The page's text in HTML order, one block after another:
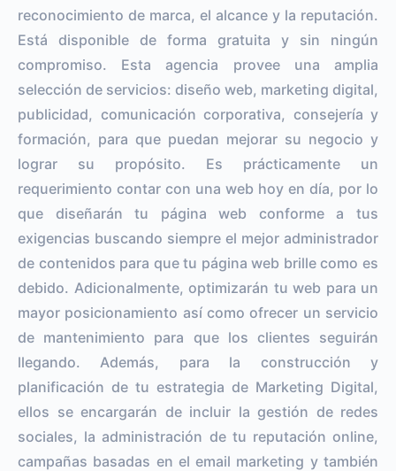
reconocimiento de marca, el alcance y la reputación.
Está disponible de forma gratuita y sin ningún
compromiso. Esta agencia provee una amplia
selección de servicios: diseño web, marketing digital,
publicidad, comunicación corporativa, consejería y
formación, para que puedan mejorar su negocio y
lograr su propósito. Es prácticamente un
requerimiento contar con una web hoy en día, por lo
que diseñarán tu página web conforme a tus
exigencias buscando siempre el mejor administrador
de contenidos para que tu página web brille como es
debido. Adicionalmente, optimizarán tu web para un
mayor posicionamiento así como ofrecer un servicio
de mantenimiento para que los clientes seguirán
llegando. Además, para la construcción y
planificación de tu estrategia de Marketing Digital,
ellos se encargarán de incluir la gestión de redes
sociales, la administración de tu reputación online,
campañas basadas en el email marketing y también